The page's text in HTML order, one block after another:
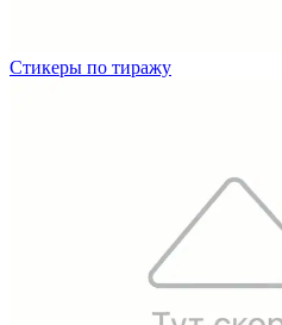
Стикеры по тиражу